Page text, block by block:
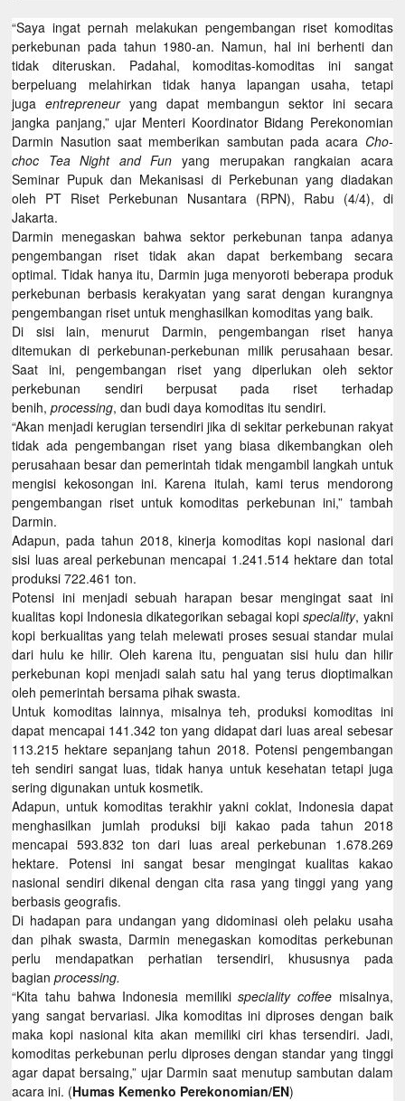
“Saya ingat pernah melakukan pengembangan riset komoditas
perkebunan pada tahun 1980-an. Namun, hal ini berhenti dan
tidak diteruskan. Padahal, komoditas-komoditas ini sangat
berpeluang melahirkan tidak hanya lapangan usaha, tetapi
jugaentrepreneuryang dapat membangun sektor ini secara
jangka panjang,” ujar Menteri Koordinator Bidang Perekonomian
Darmin Nasution saat memberikan sambutan pada acara Cho-
choc Tea Night and Fun yang merupakan rangkaian acara
Seminar Pupuk dan Mekanisasi di Perkebunan yang diadakan
oleh PT Riset Perkebunan Nusantara (RPN), Rabu (4/4), di
Jakarta.
Darmin menegaskan bahwa sektor perkebunan tanpa adanya
pengembangan riset tidak akan dapat berkembang secara
optimal. Tidak hanya itu, Darmin juga menyoroti beberapa produk
perkebunan berbasis kerakyatan yang sarat dengan kurangnya
pengembangan riset untuk menghasilkan komoditas yang baik.
Di sisi lain, menurut Darmin, pengembangan riset hanya
ditemukan di perkebunan-perkebunan milik perusahaan besar.
Saat ini, pengembangan riset yang diperlukan oleh sektor
perkebunan sendiri berpusat pada riset terhadap
benih,processing, dan budi daya komoditas itu sendiri.
“Akan menjadi kerugian tersendiri jika di sekitar perkebunan rakyat
tidak ada pengembangan riset yang biasa dikembangkan oleh
perusahaan besar dan pemerintah tidak mengambil langkah untuk
mengisi kekosongan ini. Karena itulah, kami terus mendorong
pengembangan riset untuk komoditas perkebunan ini,” tambah
Darmin.
Adapun, pada tahun 2018, kinerja komoditas kopi nasional dari
sisi luas areal perkebunan mencapai 1.241.514 hektare dan total
produksi 722.461 ton.
Potensi ini menjadi sebuah harapan besar mengingat saat ini
kualitas kopi Indonesia dikategorikan sebagai kopispeciality, yakni
kopi berkualitas yang telah melewati proses sesuai standar mulai
dari hulu ke hilir. Oleh karena itu, penguatan sisi hulu dan hilir
perkebunan kopi menjadi salah satu hal yang terus dioptimalkan
oleh pemerintah bersama pihak swasta.
Untuk komoditas lainnya, misalnya teh, produksi komoditas ini
dapat mencapai 141.342 ton yang didapat dari luas areal sebesar
113.215 hektare sepanjang tahun 2018. Potensi pengembangan
teh sendiri sangat luas, tidak hanya untuk kesehatan tetapi juga
sering digunakan untuk kosmetik.
Adapun, untuk komoditas terakhir yakni coklat, Indonesia dapat
menghasilkan jumlah produksi biji kakao pada tahun 2018
mencapai 593.832 ton dari luas areal perkebunan 1.678.269
hektare. Potensi ini sangat besar mengingat kualitas kakao
nasional sendiri dikenal dengan cita rasa yang tinggi yang yang
berbasis geografis.
Di hadapan para undangan yang didominasi oleh pelaku usaha
dan pihak swasta, Darmin menegaskan komoditas perkebunan
perlu mendapatkan perhatian tersendiri, khususnya pada
bagianprocessing.
“Kita tahu bahwa Indonesia memilikispeciality coffeemisalnya,
yang sangat bervariasi. Jika komoditas ini diproses dengan baik
maka kopi nasional kita akan memiliki ciri khas tersendiri. Jadi,
komoditas perkebunan perlu diproses dengan standar yang tinggi
agar dapat bersaing,” ujar Darmin saat menutup sambutan dalam
acara ini. (Humas Kemenko Perekonomian/EN)